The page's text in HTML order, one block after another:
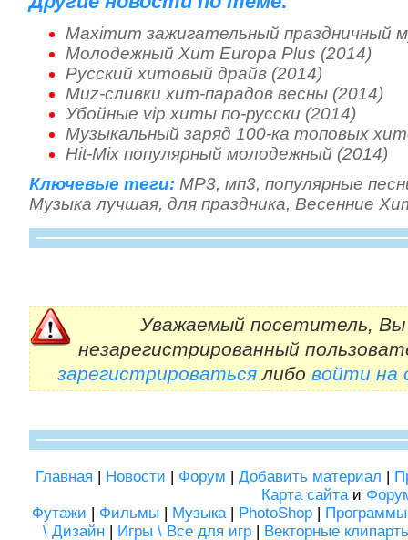
Maximum зажигательный праздничный
Молодежный Хит Europa Plus (2014)
Русский хитовый драйв (2014)
Muz-сливки хит-парадов весны (2014)
Убойные vip хиты по-русски (2014)
Музыкальный заряд 100-ка топовых
Hit-Mix популярный молодежный (2014)
Ключевые теги: MP3, мп3, популярные
Музыка лучшая, для праздника, Весенние
Уважаемый посетитель, Вы
незарегистрированный
зарегистрироватьсялибо войти на
Главная | Новости | Форум | Добавить материал |
Карта сайтаи
Футажи | Фильмы | Музыка| PhotoShop | Программы
\ Дизайн | Игры \ Все для игр | Векторные